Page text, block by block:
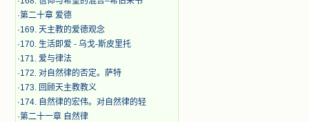
·第二十章 爱德
·169. 天主教的爱德观念
·170. 生活即爱 - 乌戈-斯皮里托
·171. 爱与律法
·172. 对自然律的否定。萨特
·173. 回顾天主教教义
·174. 自然律的宏伟。对自然律的轻
·第二十一章 自然律